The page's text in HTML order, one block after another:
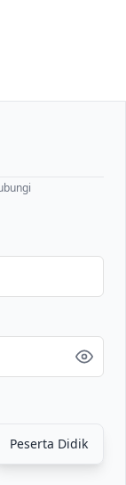
Peserta Didik